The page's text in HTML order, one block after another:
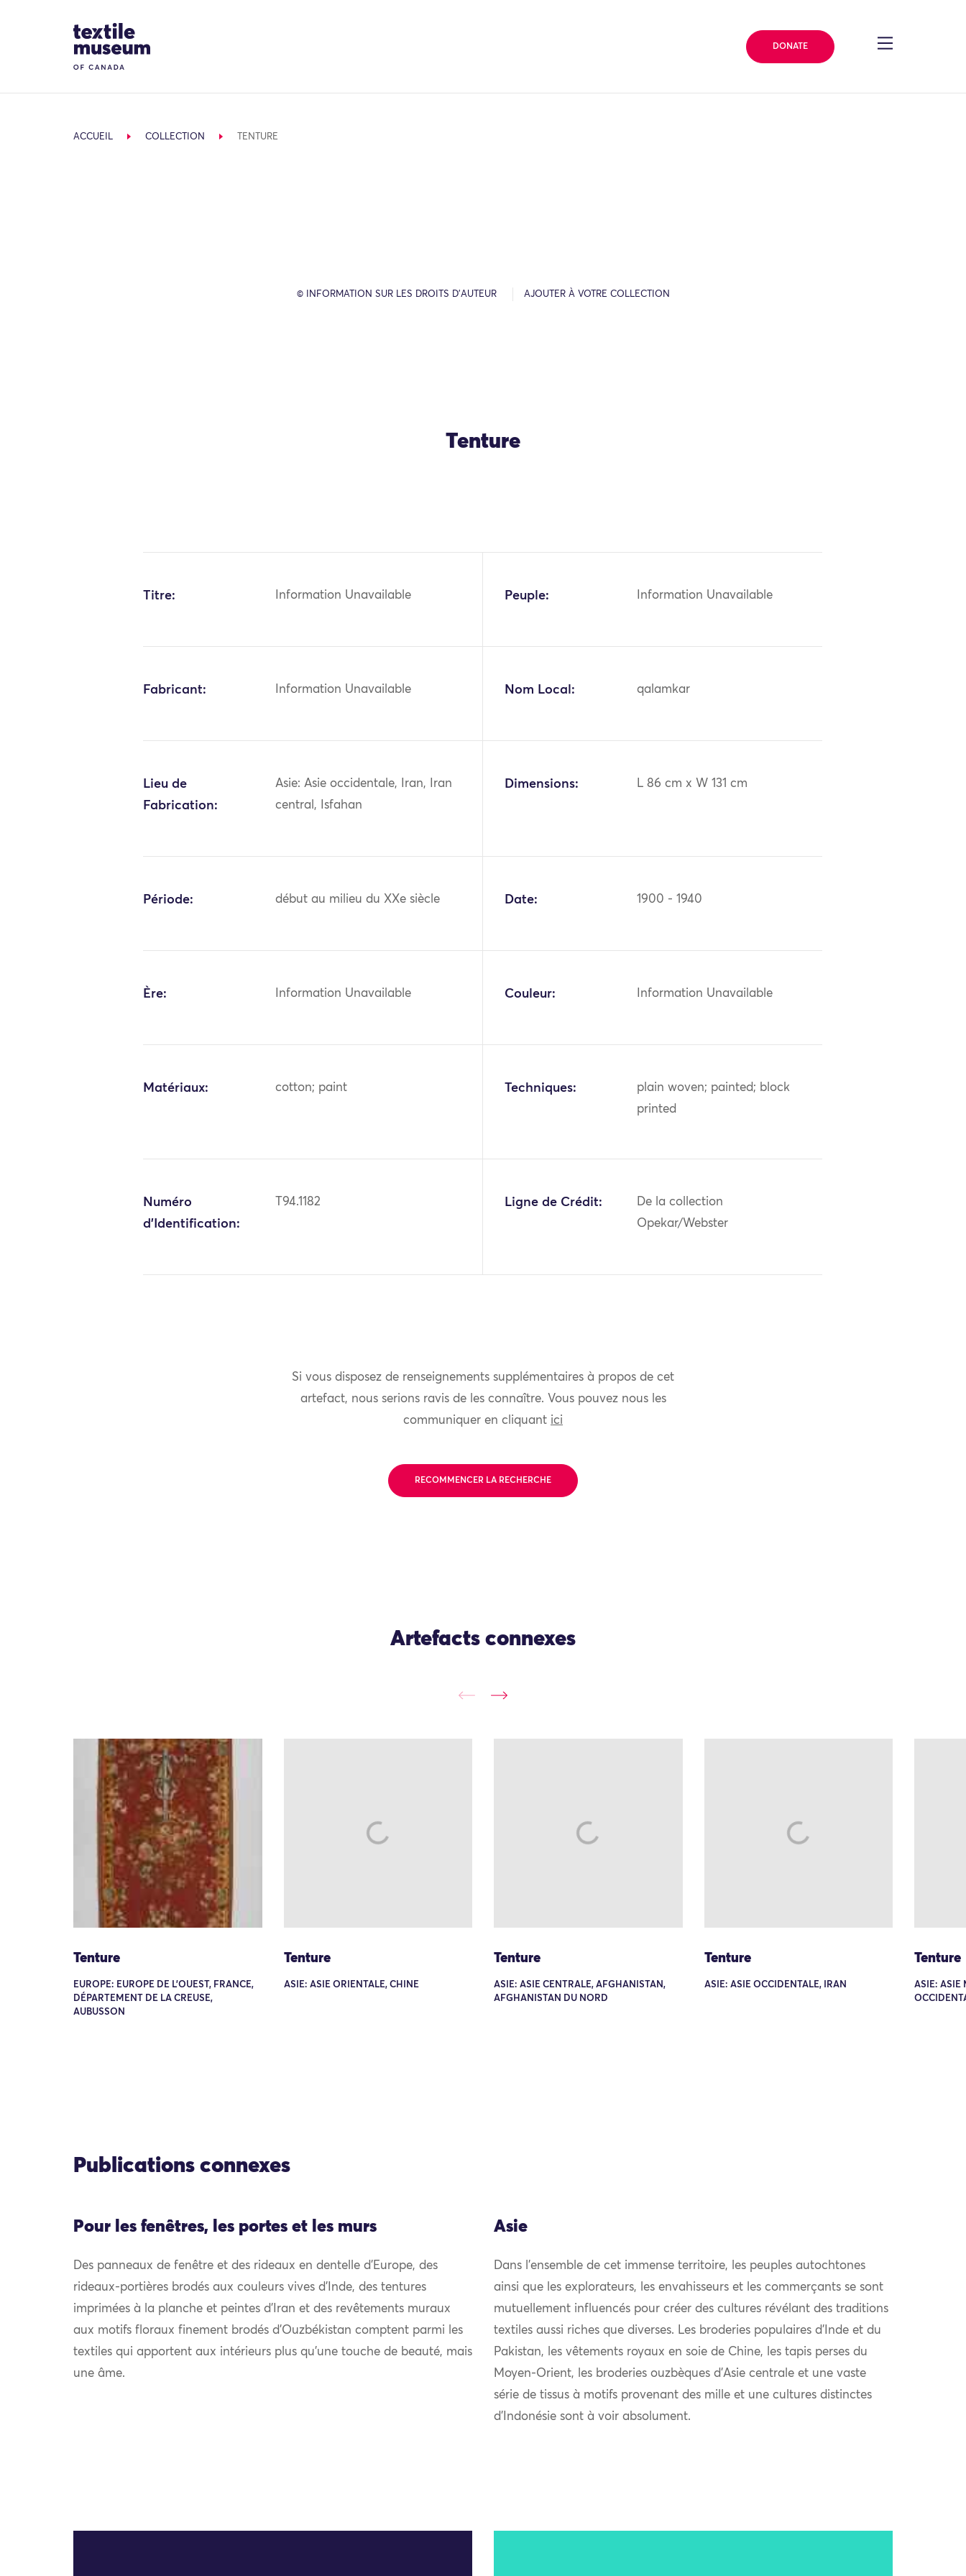
Site Logo
DONATE
ACCUEIL COLLECTION TENTURE
© INFORMATION SUR LES DROITS D’AUTEUR AJOUTER À VOTRE COLLECTION
Tenture
Titre: Information Unavailable Peuple: Information Unavailable
Fabricant: Information Unavailable Nom Local: qalamkar
Lieu de
Fabrication:
Asie: Asie occidentale, Iran, Iran
central, Isfahan
Dimensions: L 86 cm x W 131 cm
Période: début au milieu du XXe siècle Date: 1900 - 1940
Ère: Information Unavailable Couleur: Information Unavailable
Matériaux: cotton; paint Techniques:
plain woven; painted; block
printed
Numéro
d'Identification:
T94.1182 Ligne de Crédit:
De la collection
Opekar/Webster
Si vous disposez de renseignements supplémentaires à propos de cet
artefact, nous serions ravis de les connaître. Vous pouvez nous les
communiquer en cliquant ici
RECOMMENCER LA RECHERCHE
Artefacts connexes
Tenture
EUROPE: EUROPE DE L'OUEST, FRANCE,
DÉPARTEMENT DE LA CREUSE,
AUBUSSON
Tenture
ASIE: ASIE ORIENTALE, CHINE
Tenture
ASIE: ASIE CENTRALE, AFGHANISTAN,
AFGHANISTAN DU NORD
Tenture
ASIE: ASIE OCCIDENTALE, IRAN
Tenture
ASIE: ASIE
Publications connexes
Pour les fenêtres, les portes et les murs
Des panneaux de fenêtre et des rideaux en dentelle d’Europe, des
rideaux-portières brodés aux couleurs vives d’Inde, des tentures
imprimées à la planche et peintes d’Iran et des revêtements muraux
aux motifs floraux finement brodés d’Ouzbékistan comptent parmi les
textiles qui apportent aux intérieurs plus qu’une touche de beauté, mais
une âme.
Asie
Dans l’ensemble de cet immense territoire, les peuples autochtones
ainsi que les explorateurs, les envahisseurs et les commerçants se sont
mutuellement influencés pour créer des cultures révélant des traditions
textiles aussi riches que diverses. Les broderies populaires d’Inde et du
Pakistan, les vêtements royaux en soie de Chine, les tapis perses du
Moyen-Orient, les broderies ouzbèques d’Asie centrale et une vaste
série de tissus à motifs provenant des mille et une cultures distinctes
d’Indonésie sont à voir absolument.